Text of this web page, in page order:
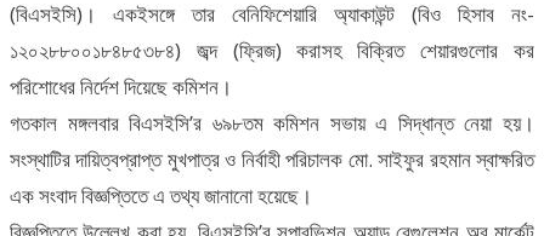
(বিএসইসি)। একইসঙ্গে তার বেনিফিশেয়ারি অ্যাকাউন্ট (বিও হিসাব নং-
১২০২৮৮০০১৮৪৮৫৩৮৪) জব্দ (ফ্রিজ) করাসহ বিক্রিত শেয়ারগুলোর কর
পরিশোধের নির্দেশ দিয়েছে কমিশন।
গতকাল মঙ্গলবার বিএসইসি’র ৬৯৮তম কমিশন সভায় এ সিদ্ধান্ত নেয়া হয়।
সংস্থাটির দায়িত্বপ্রাপ্ত মুখপাত্র ও নির্বাহী পরিচালক মো. সাইফুর রহমান স্বাক্ষরিত
এক সংবাদ বিজ্ঞপ্তিতে এ তথ্য জানানো হয়েছে।